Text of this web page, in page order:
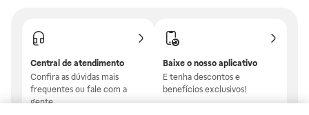
Central de atendimento
Confira as dúvidas mais
frequentes ou fale com a
gente.
Baixe o nosso aplicativo
E tenha descontos e
benefícios exclusivos!